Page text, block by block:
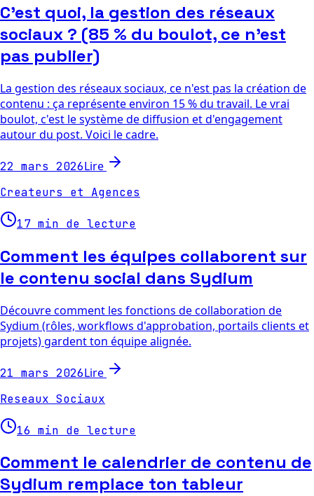
C'est quoi, la gestion des réseaux
sociaux ? (85 % du boulot, ce n'est
pas publier)
La gestion des réseaux sociaux, ce n'est pas la création de
contenu : ça représente environ 15 % du travail. Le vrai
boulot, c'est le système de diffusion et d'engagement
autour du post. Voici le cadre.
22 mars 2026Lire
Createurs et Agences
17 min de lecture
Comment les équipes collaborent sur
le contenu social dans Sydium
Découvre comment les fonctions de collaboration de
Sydium (rôles, workflows d'approbation, portails clients et
projets) gardent ton équipe alignée.
21 mars 2026Lire
Reseaux Sociaux
16 min de lecture
Comment le calendrier de contenu de
Sydium remplace ton tableur